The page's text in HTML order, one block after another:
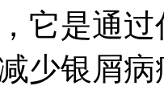
它是通
少银屑